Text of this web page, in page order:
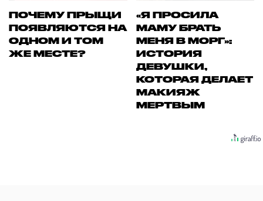
ПОЧЕМУ ПРЫЩИ
ПОЯВЛЯЮТСЯ НА
ОДНОМ И ТОМ
ЖЕ МЕСТЕ?
«Я ПРОСИЛА
МАМУ БРАТЬ
МЕНЯ В МОРГ»:
ИСТОРИЯ
ДЕВУШКИ,
КОТОРАЯ ДЕЛАЕТ
МАКИЯЖ
МЕРТВЫМ